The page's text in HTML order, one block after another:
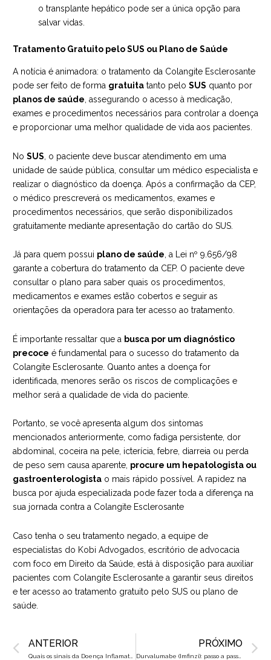
o transplante hepático pode ser a única opção para
salvar vidas.
Tratamento Gratuito pelo SUS ou Plano de Saúde
A notícia é animadora: o tratamento da Colangite Esclerosante
pode ser feito de forma gratuita tanto pelo SUS quanto por
planos de saúde , assegurando o acesso à medicação,
exames e procedimentos necessários para controlar a doença
e proporcionar uma melhor qualidade de vida aos pacientes.
No SUS , o paciente deve buscar atendimento em uma
unidade de saúde pública, consultar um médico especialista e
realizar o diagnóstico da doença. Após a confirmação da CEP,
o médico prescreverá os medicamentos, exames e
procedimentos necessários, que serão disponibilizados
gratuitamente mediante apresentação do cartão do SUS.
Já para quem possui plano de saúde , a Lei nº 9.656/98
garante a cobertura do tratamento da CEP. O paciente deve
consultar o plano para saber quais os procedimentos,
medicamentos e exames estão cobertos e seguir as
orientações da operadora para ter acesso ao tratamento.
É importante ressaltar que a busca por um diagnóstico
precoce é fundamental para o sucesso do tratamento da
Colangite Esclerosante. Quanto antes a doença for
identificada, menores serão os riscos de complicações e
melhor será a qualidade de vida do paciente.
Portanto, se você apresenta algum dos sintomas
mencionados anteriormente, como fadiga persistente, dor
abdominal, coceira na pele, icterícia, febre, diarreia ou perda
de peso sem causa aparente, procure um hepatologista ou
gastroenterologista o mais rápido possível. A rapidez na
busca por ajuda especializada pode fazer toda a diferença na
sua jornada contra a Colangite Esclerosante
Caso tenha o seu tratamento negado, a equipe de
especialistas do Kobi Advogados , escritório de advocacia
com foco em Direito da Saúde, está à disposição para auxiliar
pacientes com Colangite Esclerosante a garantir seus direitos
e ter acesso ao tratamento gratuito pelo SUS ou plano de
saúde.
Prev
ANTERIOR PRÓXIMO
Durvalumabe (Imfinzi): passo a passo para conseguir pelo plano